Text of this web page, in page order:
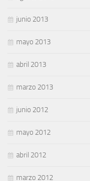
junio 2013
mayo 2013
abril 2013
marzo 2013
junio 2012
mayo 2012
abril 2012
marzo 2012